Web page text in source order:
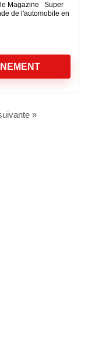
Magazine Super
de l'automobile en
»